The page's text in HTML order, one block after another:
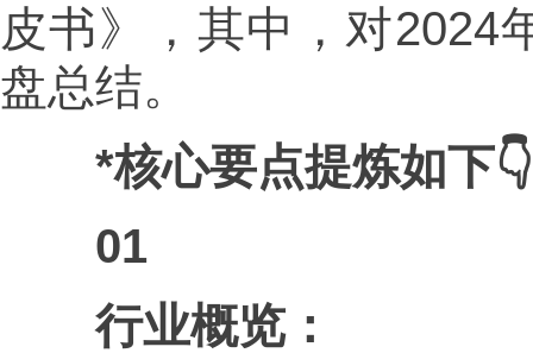
皮书》，其中，对2024
盘总结。
*核心要点提炼如下👇
01
行业概览：